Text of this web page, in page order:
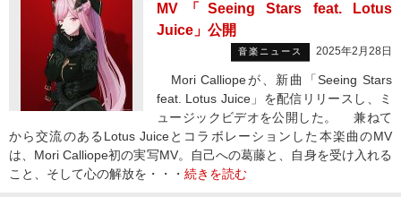
MV「Seeing Stars feat. Lotus
Juice」公開
音楽ニュース 2025年2月28日
Mori Calliopeが、新曲「Seeing Stars
feat. Lotus Juice」を配信リリースし、ミ
ュージックビデオを公開した。 兼ねて
から交流のあるLotus Juiceとコラボレーションした本楽曲のMV
は、Mori Calliope初の実写MV。自己への葛藤と、自身を受け入れる
こと、そして心の解放を・・・ 続きを読む